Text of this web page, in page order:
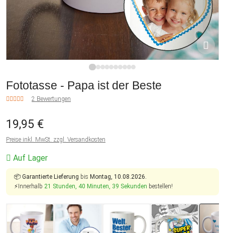
Fototasse - Papa ist der Beste
2 Bewertungen
19,95 €
Preise inkl. MwSt. zzgl. Versandkosten
Auf Lager
📦 Garantierte Lieferung bis Montag, 10.08.2026.
⚡Innerhalb 21 Stunden, 40 Minuten, 38 Sekunden bestellen!